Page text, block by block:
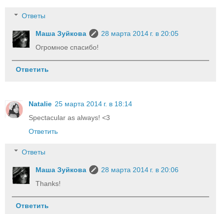
Ответы
Маша Зуйкова
28 марта 2014 г. в 20:05
Огромное спасибо!
Ответить
Natalie 25 марта 2014 г. в 18:14
Spectacular as always! <3
Ответить
Ответы
Маша Зуйкова
28 марта 2014 г. в 20:06
Thanks!
Ответить